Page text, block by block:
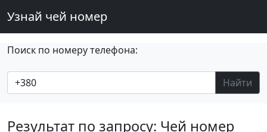
Узнай чей номер
Поиск по номеру телефона:
Найти
Результат по запросу: Чей номер